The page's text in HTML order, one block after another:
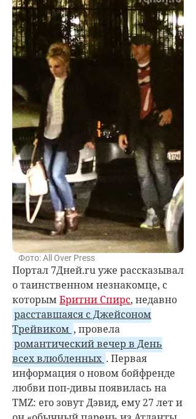
Фото: All Over Press
Портал 7Дней.ru уже рассказывал
о таинственном незнакомце, с
которымБритни Спирс, недавно
расставшаяся с Джейсоном
Трейвиком , провела
романтический вечер в День
всех влюбленных . Первая
информация о новом бойфренде
любви поп-дивы появилась на
TMZ: его зовут Дэвид, ему 27 лет и